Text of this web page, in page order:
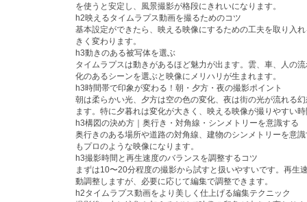
を使うと安定し、風景撮影が格段にきれいになります。
h2映えるタイムラプス動画を撮るためのコツ
基本設定ができたら、映える映像にするための工夫を取り入
きく変わります。
h3動きのある被写体を選ぶ
タイムラプスは動きがあるほど魅力が出ます。雲、車、人の
化のあるシーンを選ぶと映像にメリハリが生まれます。
h3時間帯で印象が変わる！朝・夕方・夜の撮影ポイント
朝は柔らかい光、夕方は空の色の変化、夜は街の光が流れる
ます。特に夕暮れは変化が大きく、映える映像が撮りやすい
h3構図の決め方｜奥行き・対角線・シンメトリーを意識する
奥行きのある場所や道路の対角線、建物のシンメトリーを意
もプロのような映像になります。
h3撮影時間と再生速度のバランスを調整するコツ
まずは10〜20分程度の撮影から試すと扱いやすいです。再生
動調整しますが、必要に応じて編集で調整できます。
h2タイムラプス動画をより美しく仕上げる編集テクニック